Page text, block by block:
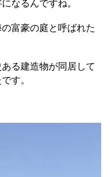
なるんですね。
富豪の庭と呼ばれた
る建造物が同居して
す。